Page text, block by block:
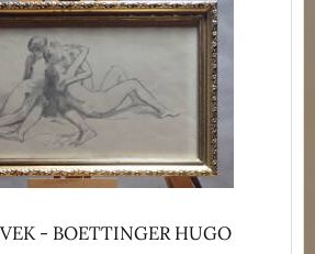
- BOETTINGER HUGO